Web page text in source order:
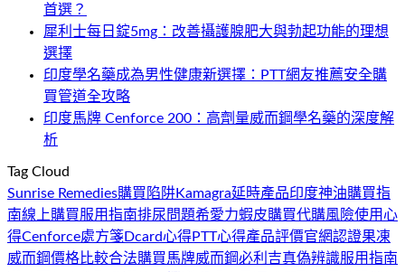
首選？
犀利士每日錠5mg：改善攝護腺肥大與勃起功能的理想
選擇
印度學名藥成為男性健康新選擇：PTT網友推薦安全購
買管道全攻略
印度馬牌 Cenforce 200：高劑量威而鋼學名藥的深度解
析
Tag Cloud
Sunrise Remedies購買陷阱Kamagra延時產品印度神油購買指
南線上購買服用指南排尿問題希愛力蝦皮購買代購風險使用心
得Cenforce處方箋Dcard心得PTT心得產品評價官網認證果凍
威而鋼價格比較合法購買馬牌威而鋼必利吉真偽辨識服用指南